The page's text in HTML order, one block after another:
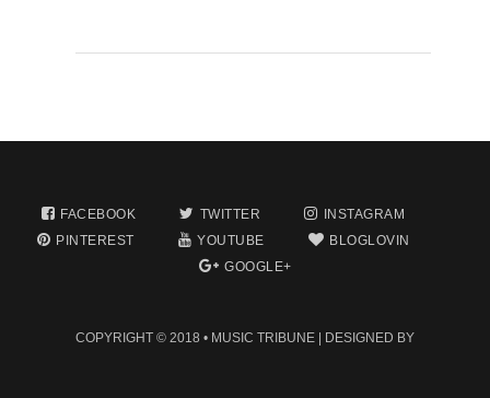
FACEBOOK TWITTER
INSTAGRAM
PINTEREST
YOUTUBE
BLOGLOVIN
GOOGLE+
COPYRIGHT © 2018 • MUSIC TRIBUNE | DESIGNED BY